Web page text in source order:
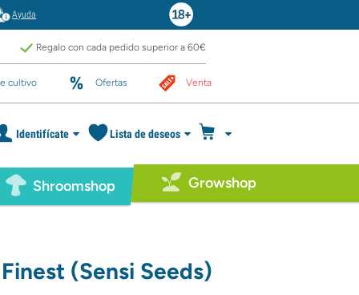
Ayuda
Regalo con cada pedido superior a 60€
cultivo Ofertas Venta
Identifícate Lista de deseos
Shroomshop Growshop
(Sensi Seeds)